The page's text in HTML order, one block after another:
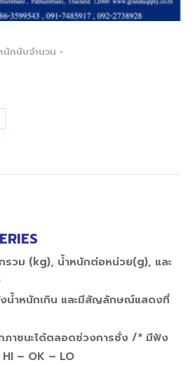
นักนับจำนวน
รวม (kg), น้ำหนักต่อหน่วย(g), และ
น้ำหนักเกิน และมีสัญลักษณ์แสดงที่
ภาชนะได้ตลอดช่วงการชั่ง /* มีฟัง
– OK – LO